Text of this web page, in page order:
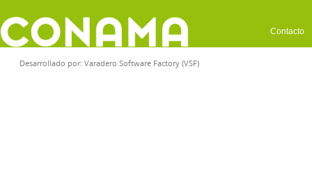
Contacto
Desarrollado por: Varadero Software Factory (VSF)